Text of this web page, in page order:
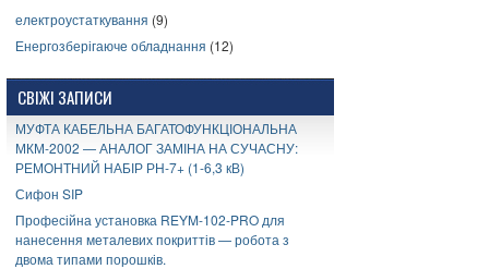
електроустаткування (9)
Енергозберігаюче обладнання (12)
СВІЖІ ЗАПИСИ
МУФТА КАБЕЛЬНА БАГАТОФУНКЦІОНАЛЬНА
МКМ-2002 — АНАЛОГ ЗАМІНА НА СУЧАСНУ:
РЕМОНТНИЙ НАБІР РН-7+ (1-6,3 кВ)
Сифон SIP
Професійна установка REYM-102-PRO для
нанесення металевих покриттів — робота з
двома типами порошків.